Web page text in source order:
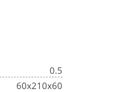
0.5
60х210х60